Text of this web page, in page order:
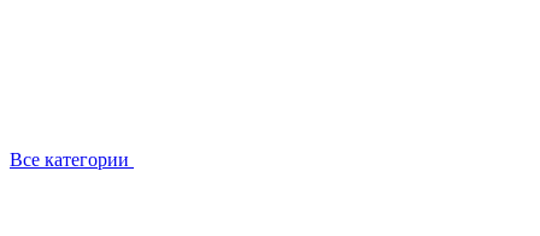
Все категории